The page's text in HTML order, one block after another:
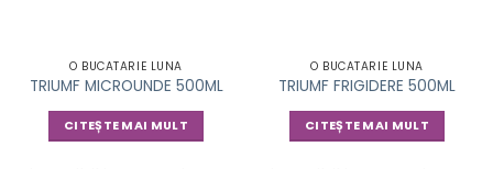
O BUCATARIE LUNA
TRIUMF MICROUNDE 500ML
CITEȘTE MAI MULT
O BUCATARIE LUNA
TRIUMF FRIGIDERE 500ML
CITEȘTE MAI MULT